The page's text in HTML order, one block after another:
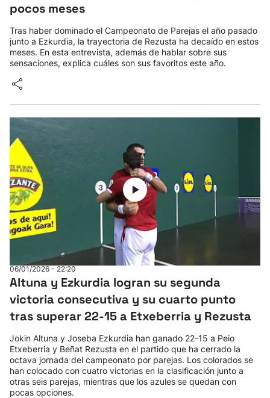
pocos meses
Tras haber dominado el Campeonato de Parejas el año pasado
junto a Ezkurdia, la trayectoria de Rezusta ha decaído en estos
meses. En esta entrevista, además de hablar sobre sus
sensaciones, explica cuáles son sus favoritos este año.
06/01/2026 - 22:20
Altuna y Ezkurdia logran su segunda
victoria consecutiva y su cuarto punto
tras superar 22-15 a Etxeberria y Rezusta
Jokin Altuna y Joseba Ezkurdia han ganado 22-15 a Peio
Etxeberria y Beñat Rezusta en el partido que ha cerrado la
octava jornada del campeonato por parejas. Los colorados se
han colocado con cuatro victorias en la clasificación junto a
otras seis parejas, mientras que los azules se quedan con
pocas opciones.